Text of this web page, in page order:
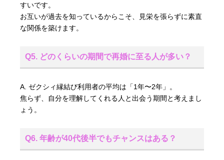
すいです。
お互いが過去を知っているからこそ、見栄を張らずに素直
な関係を築けます。
Q5. どのくらいの期間で再婚に至る人が多い？
A. ゼクシィ縁結び利用者の平均は「1年〜2年」。
焦らず、自分を理解してくれる人と出会う期間と考えまし
ょう。
Q6. 年齢が40代後半でもチャンスはある？